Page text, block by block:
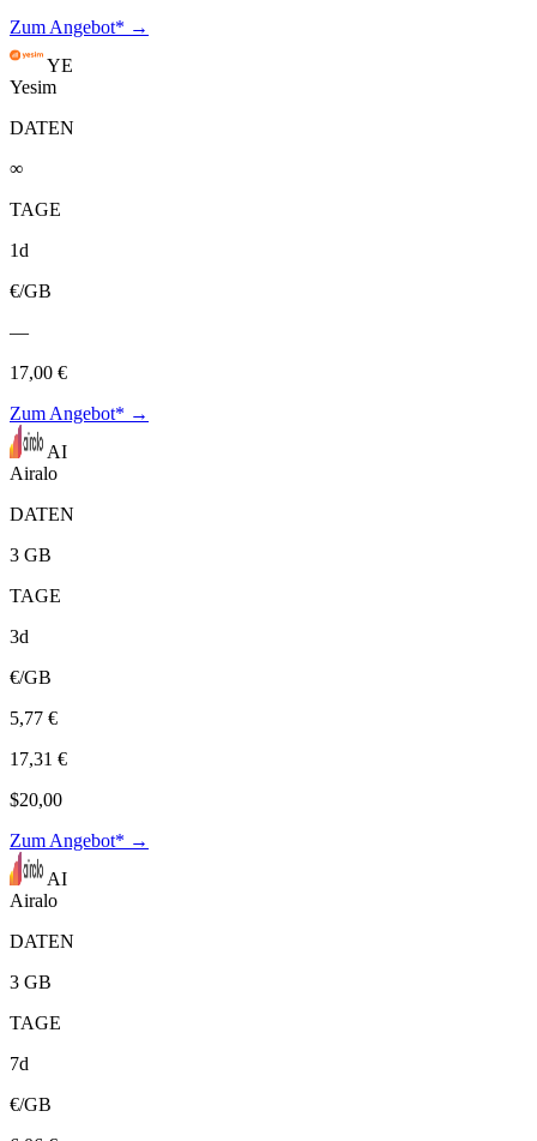
Zum Angebot* →
YE
Yesim
DATEN
∞
TAGE
1d
€/GB
—
17,00 €
Zum Angebot* →
AI
Airalo
DATEN
3 GB
TAGE
3d
€/GB
5,77 €
17,31 €
$20,00
Zum Angebot* →
AI
Airalo
DATEN
3 GB
TAGE
7d
€/GB